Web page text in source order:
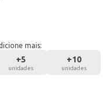
mais:
+5
unidades
+10
unidades